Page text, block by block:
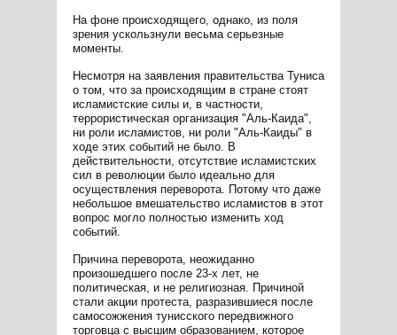
На фоне происходящего, однако, из поля
зрения ускользнули весьма серьезные
моменты.
Несмотря на заявления правительства Туниса
о том, что за происходящим в стране стоят
исламистские силы и, в частности,
террористическая организация "Аль-Каида",
ни роли исламистов, ни роли "Аль-Каиды" в
ходе этих событий не было. В
действительности, отсутствие исламистских
сил в революции было идеально для
осуществления переворота. Потому что даже
небольшое вмешательство исламистов в этот
вопрос могло полностью изменить ход
событий.
Причина переворота, неожиданно
произошедшего после 23-х лет, не
политическая, и не религиозная. Причиной
стали акции протеста, разразившиеся после
самосожжения тунисского передвижного
торговца с высшим образованием, которое